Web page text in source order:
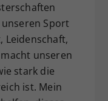
unseren Sport
Leidenschaft,
unseren
stark die
ist. Mein